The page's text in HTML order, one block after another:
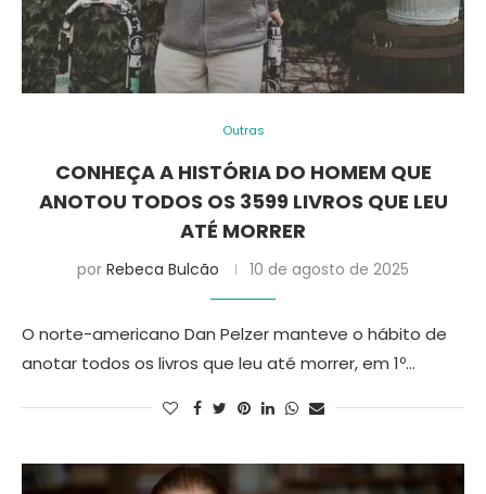
Outras
CONHEÇA A HISTÓRIA DO HOMEM QUE
ANOTOU TODOS OS 3599 LIVROS QUE LEU
ATÉ MORRER
por Rebeca Bulcão 10 de agosto de 2025
O norte-americano Dan Pelzer manteve o hábito de
anotar todos os livros que leu até morrer, em 1º…